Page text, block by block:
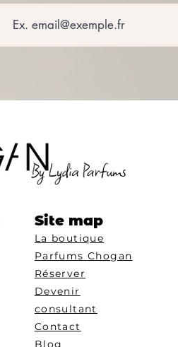
Site map
La boutique
Parfums Chogan
Réserver
Devenir
consultant
Contact
Blog